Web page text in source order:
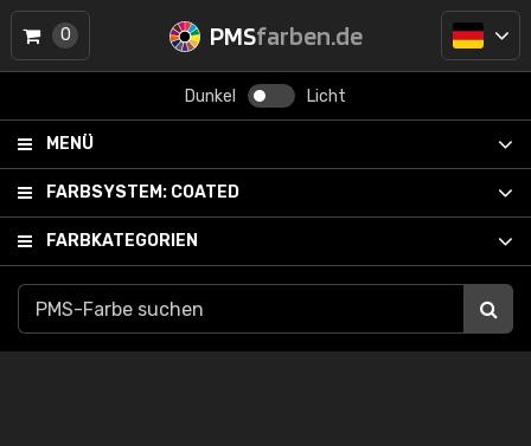
PMSfarben.de
Dunkel Licht
MENÜ
FARBSYSTEM: COATED
FARBKATEGORIEN
0